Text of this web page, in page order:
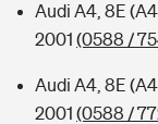
Audi A4, 8E
2001 (0588 /
Audi A4, 8E
2001 (0588 /